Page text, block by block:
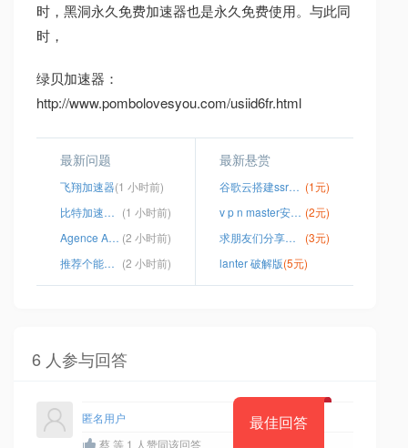
时，黑洞永久免费加速器也是永久免费使用。与此同
时，
绿贝加速器：
http://www.pombolovesyou.com/usiid6fr.html
最新问题
飞翔加速器(1 小时前)
比特加速电脑 (1 小时前)
Agence Arlette Berthommé ARTEV | Accueil (2 小时前)
推荐个能上外网的手机加速器 (2 小时前)
最新悬赏
谷歌云搭建ssr详细教程 (1元)
v p n master安卓版 (2元)
求朋友们分享个fq软件
(3元)
lanter 破解版(5元)
6 人参与回答
最佳回答
匿名用户
蔡 等 1 人赞同该回答